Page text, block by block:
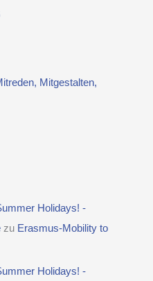
Mitgestalten,
Holidays! -
zu Erasmus-Mobility to
Holidays! -